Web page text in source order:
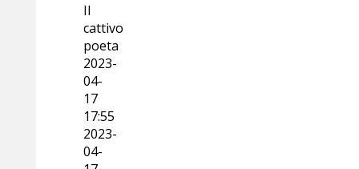
Il
cattivo
poeta
2023-
04-
17
17:55
2023-
04-